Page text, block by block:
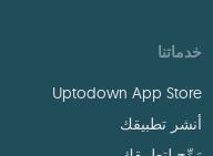
خدماتنا
Uptodown App Store
أنشر تطبيقك